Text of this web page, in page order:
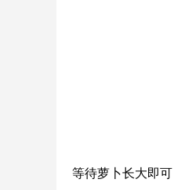
等待萝卜长大即可